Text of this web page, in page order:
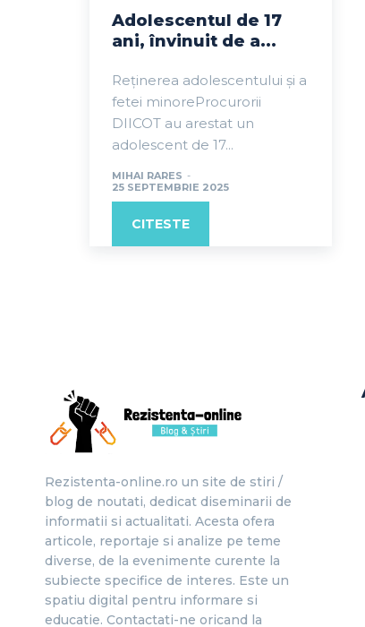
Adolescentul de 17
ani, învinuit de a...
Reținerea adolescentului și a
fetei minoreProcurorii
DIICOT au arestat un
adolescent de 17...
MIHAI RARES -
25 SEPTEMBRIE 2025
CITESTE
Rezistenta-online.ro un site de stiri /
blog de noutati, dedicat diseminarii de
informatii si actualitati. Acesta ofera
articole, reportaje si analize pe teme
diverse, de la evenimente curente la
subiecte specifice de interes. Este un
spatiu digital pentru informare si
educatie. Contactati-ne oricand la